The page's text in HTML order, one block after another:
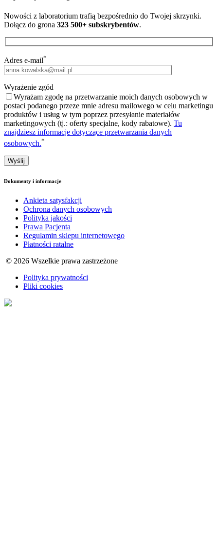
Nowości z laboratorium trafią bezpośrednio do Twojej skrzynki.
Dołącz do grona 323 500+ subskrybentów.
Adres e-mail*
Wyrażenie zgód
Wyrażam zgodę na przetwarzanie moich danych osobowych w
postaci podanego przeze mnie adresu mailowego w celu marketingu
produktów i usług w tym poprzez przesyłanie materiałów
marketingowych (tj.: oferty specjalne, kody rabatowe). Tu
znajdziesz informacje dotyczące przetwarzania danych
osobowych.*
Dokumenty i informacje
Ankieta satysfakcji
Ochrona danych osobowych
Polityka jakości
Prawa Pacjenta
Regulamin sklepu internetowego
Płatności ratalne
© 2026 Wszelkie prawa zastrzeżone
Polityka prywatności
Pliki cookies